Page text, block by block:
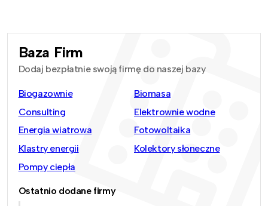
Baza Firm
Dodaj bezpłatnie swoją firmę do naszej bazy
Biogazownie
Biomasa
Consulting
Elektrownie wodne
Energia wiatrowa
Fotowoltaika
Klastry energii
Kolektory słoneczne
Pompy ciepła
Ostatnio dodane firmy